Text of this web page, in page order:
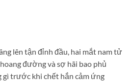
lên tận đỉnh đầu, hai mắt nam tử
đường và sợ hãi bao phủ
gì trước khi chết hắn cảm ứng